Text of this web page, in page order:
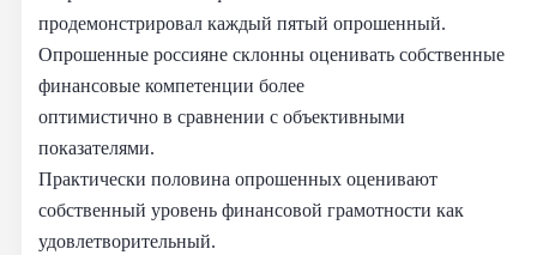
продемонстрировал каждый пятый опрошенный.
Опрошенные россияне склонны оценивать собственные
финансовые компетенции более
оптимистично в сравнении с объективными
показателями.
Практически половина опрошенных оценивают
собственный уровень финансовой грамотности как
удовлетворительный.